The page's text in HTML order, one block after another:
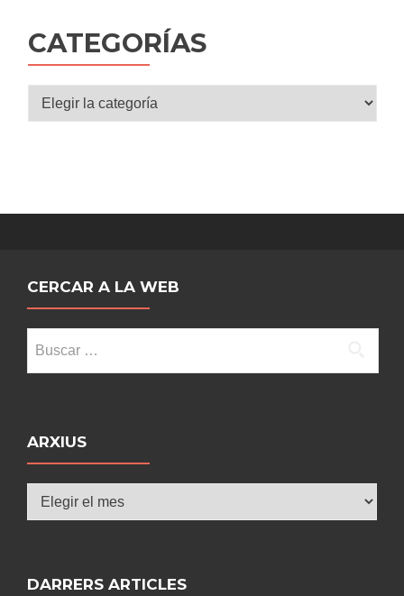
CATEGORÍAS
Categorías
CERCAR A LA WEB
ARXIUS
DARRERS ARTICLES